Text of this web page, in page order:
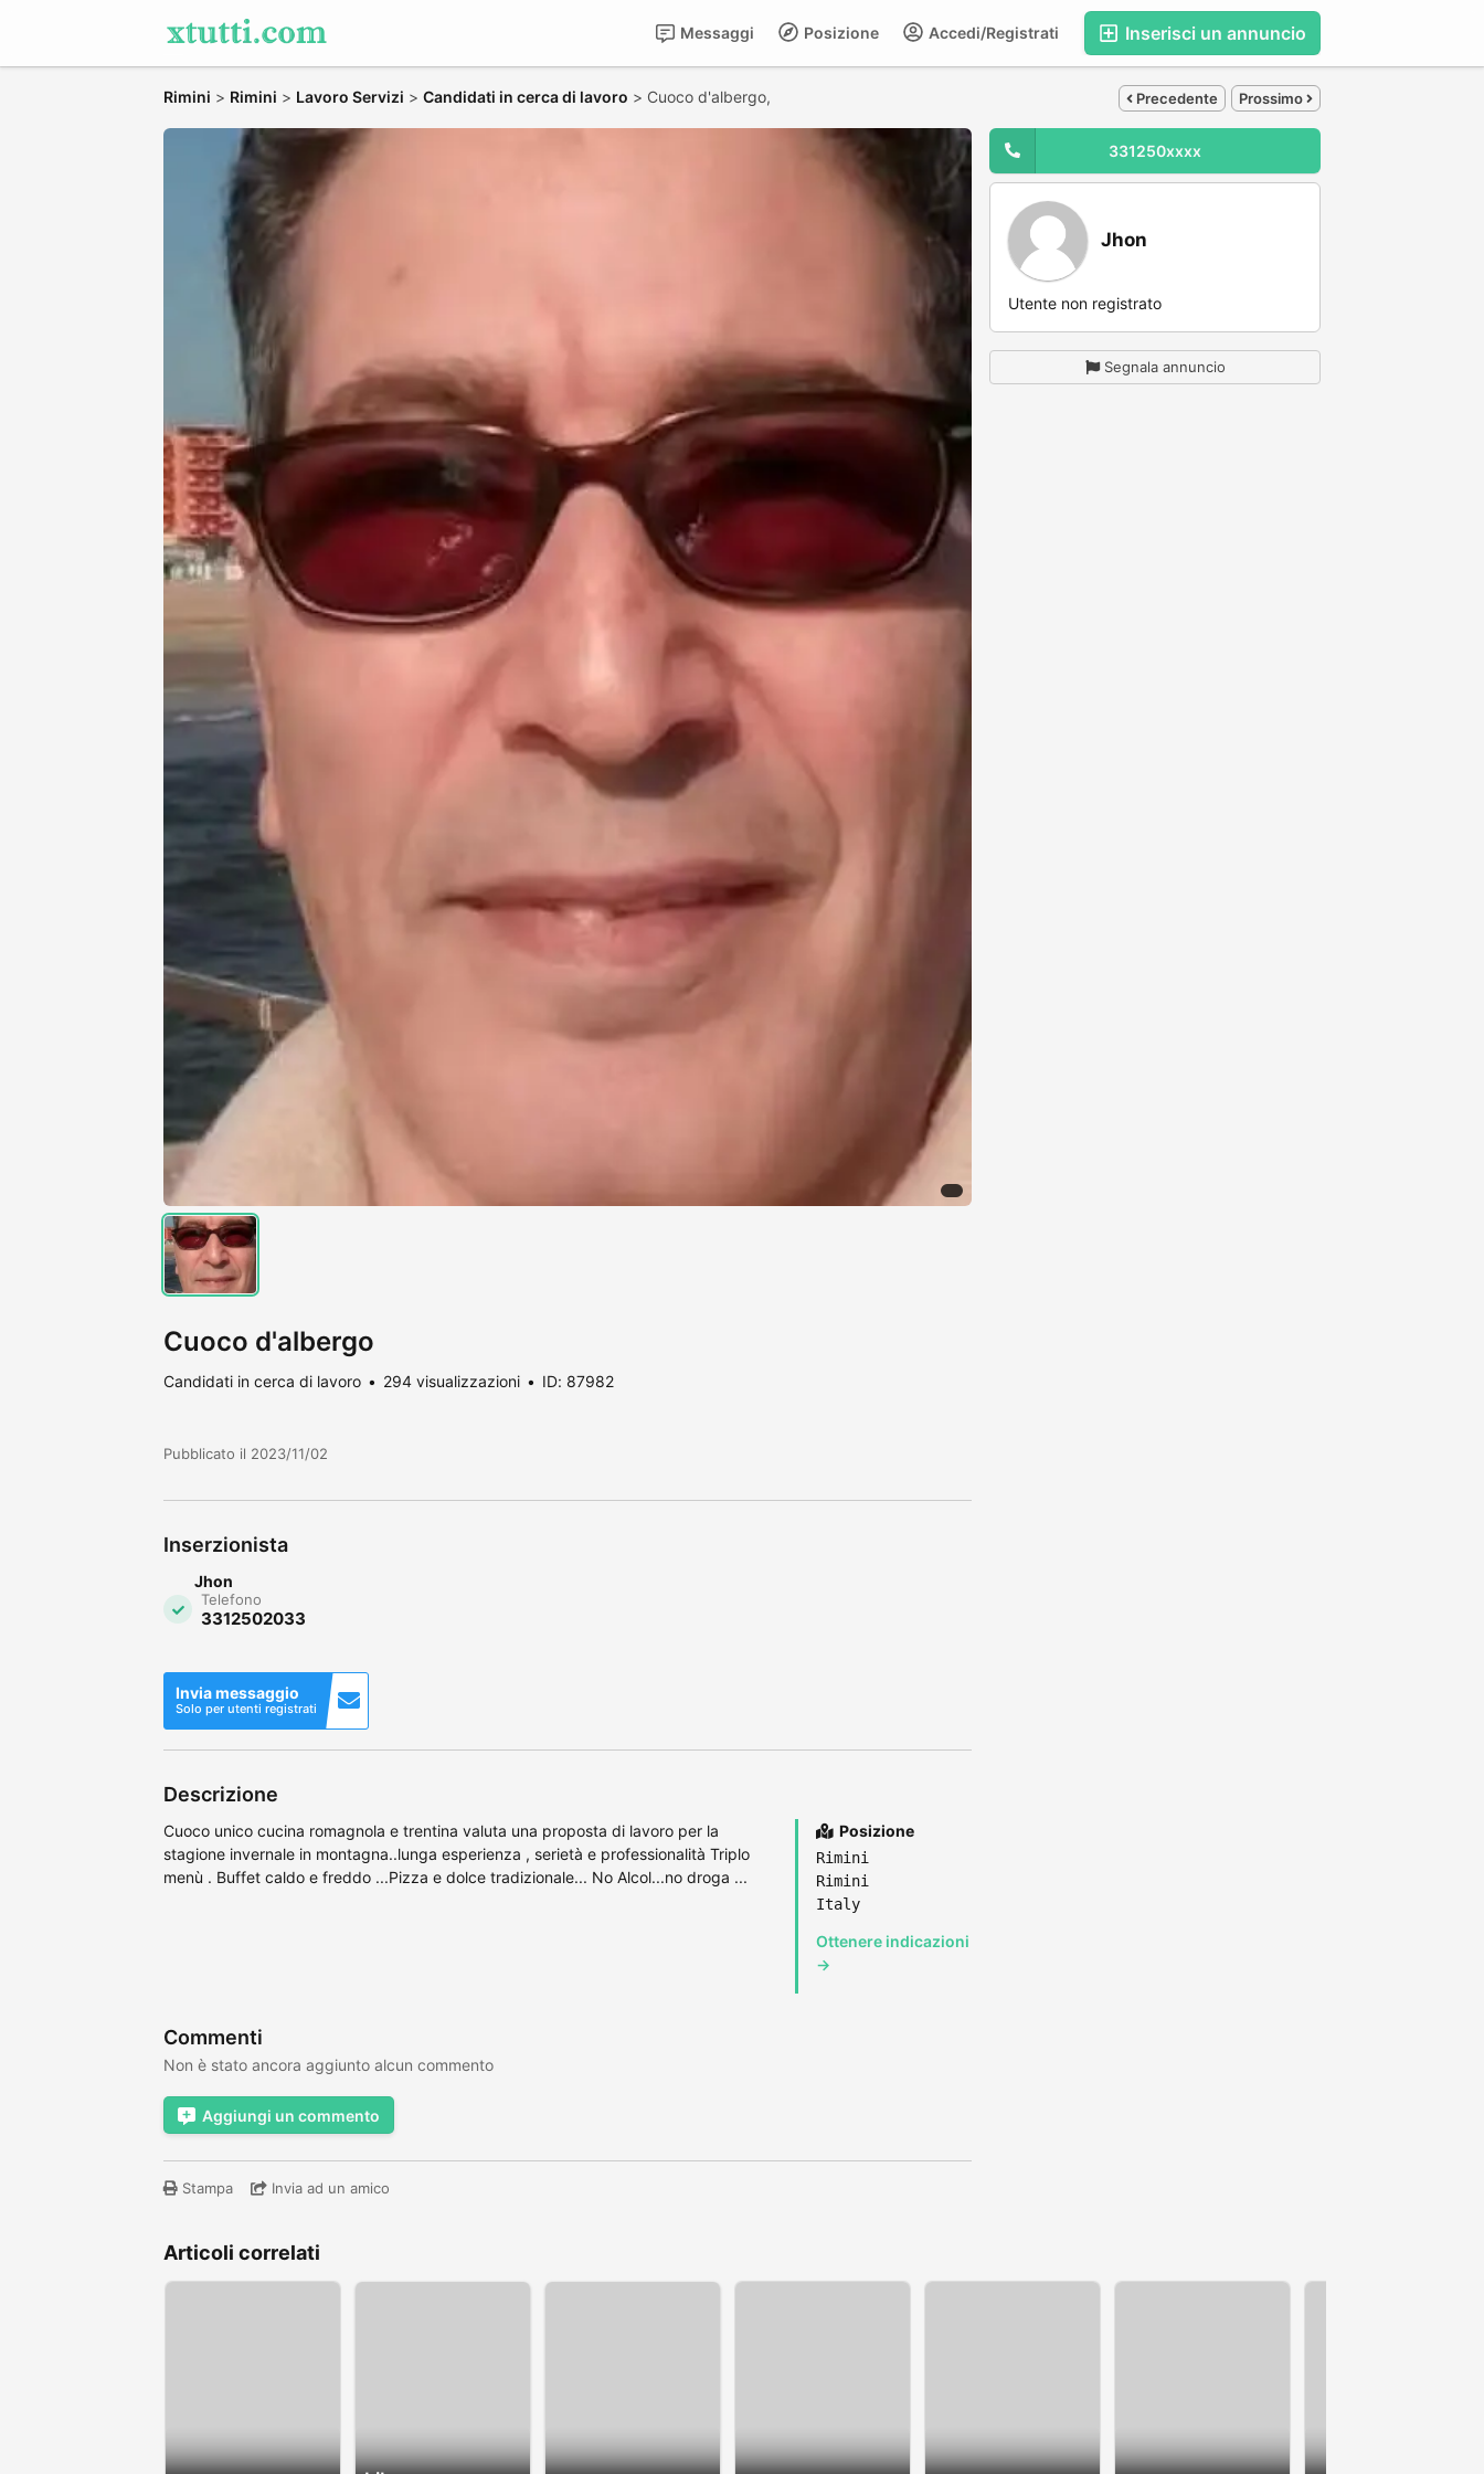
Inserisci un annuncio
Accedi/Registrati
Posizione
Messaggi
Rimini > Rimini > Lavoro Servizi > Candidati in cerca di lavoro > Cuoco d'albergo, Precedente Prossimo
Cuoco d'albergo
Candidati in cerca di lavoro 294 visualizzazioni ID: 87982
Pubblicato il 2023/11/02
Inserzionista
Jhon
Telefono
3312502033
Invia messaggio
Solo per utenti registrati
Descrizione
Cuoco unico cucina romagnola e trentina valuta una proposta di lavoro per la
stagione invernale in montagna..lunga esperienza , serietà e professionalità Triplo
menù . Buffet caldo e freddo ...Pizza e dolce tradizionale... No Alcol...no droga ...
Posizione
Rimini
Rimini
Italy
Ottenere indicazioni
→
Commenti
Non è stato ancora aggiunto alcun commento
Aggiungi un commento
Stampa Invia ad un amico
331250xxxx
Jhon
Utente non registrato
Segnala annuncio
Articoli correlati